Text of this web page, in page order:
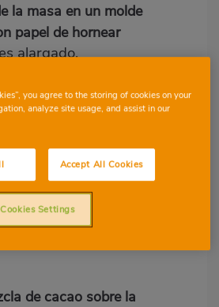
la masa en un molde
papel de hornear
alargado.
el horno a 180º
haces el resto.
y el resto de la
de la mezcla que
de cacao sobre la
you agree to the storing of cookies on your
analyze site usage, and assist in our
Accept All Cookies
Cookies Settings